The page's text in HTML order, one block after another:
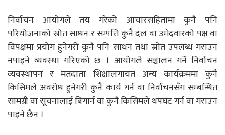
निर्वाचन आयोगले तय गरेको आचारसंहितामा कुनै पनि
परियोजनाको स्रोत साधन र सम्पत्ति कुनै दल वा उमेदवारको पक्ष वा
विपक्षमा प्रयोग हुनेगरी कुनै पनि साधन तथा स्रोत उपलब्ध गराउन
नपाइने व्यवस्था गरिएको छ । आयोगले सञ्चालन गर्ने निर्वाचन
व्यवस्थापन र मतदाता शिक्षालगायत अन्य कार्यक्रममा कुनै
किसिमले अवरोध हुनेगरी कुनै कार्य गर्न वा निर्वाचनसँग सम्बन्धित
सामग्री वा सूचनालाई बिगार्न वा कुनै किसिमले थपघट गर्न वा गराउन
पाइने छैन ।